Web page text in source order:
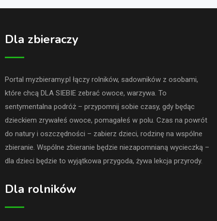
Dla zbieraczy
Portal myzbieramy.pl łączy rolników, sadowników z osobami,
które chcą DLA SIEBIE zebrać owoce, warzywa. To
sentymentalna podróż – przypomnij sobie czasy, gdy będąc
dzieckiem zrywałeś owoce, pomagałeś w polu. Czas na powrót
do natury i oszczędności – zabierz dzieci, rodzinę na wspólne
zbieranie. Wspólne zbieranie będzie niezapomnianą wycieczką –
dla dzieci będzie to wyjątkowa przygoda, żywa lekcja przyrody.
Dla rolników